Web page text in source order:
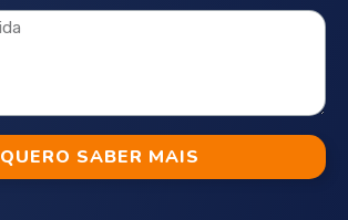
QUERO SABER MAIS